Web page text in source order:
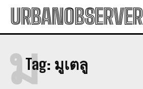
URBANOBSERVER
Tag: มูเตลู
ม